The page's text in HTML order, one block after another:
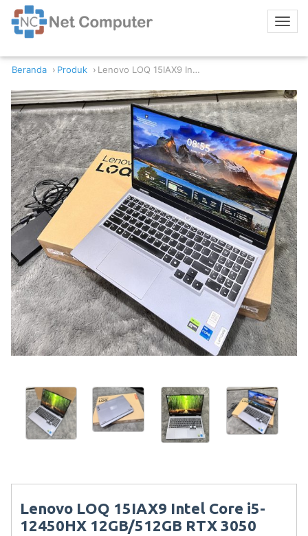
Beranda Produk Lenovo LOQ 15IAX9 Intel Core i5-12450HX 12GB/512GB RTX 3050
Lenovo LOQ 15IAX9 Intel Core i5-
12450HX 12GB/512GB RTX 3050